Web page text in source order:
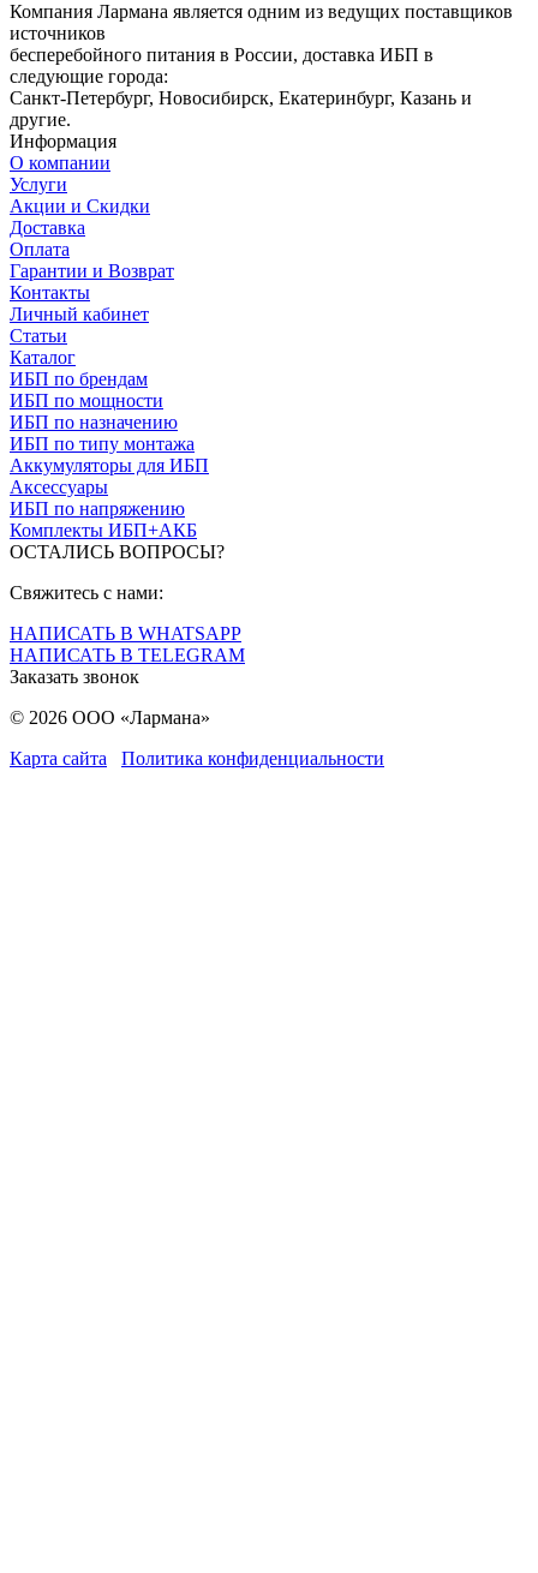
Компания Лармана является одним из ведущих поставщиков
источников
бесперебойного питания в России, доставка ИБП в
следующие города:
Санкт-Петербург, Новосибирск, Екатеринбург, Казань и
другие.
Информация
О компании
Услуги
Акции и Скидки
Доставка
Оплата
Гарантии и Возврат
Контакты
Личный кабинет
Статьи
Каталог
ИБП по брендам
ИБП по мощности
ИБП по назначению
ИБП по типу монтажа
Аккумуляторы для ИБП
Аксессуары
ИБП по напряжению
Комплекты ИБП+АКБ
ОСТАЛИСЬ ВОПРОСЫ?
Свяжитесь с нами:
НАПИСАТЬ В WHATSAPP
НАПИСАТЬ В TELEGRAM
Заказать звонок
© 2026 ООО «Лармана»
Карта сайта
Политика конфиденциальности